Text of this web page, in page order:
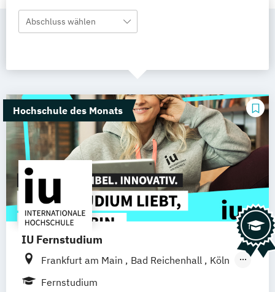
Abschluss wählen
Hochschule des Monats
IU Fernstudium
Frankfurt am Main Bad Reichenhall
Köln
Rostock
Fernstudium